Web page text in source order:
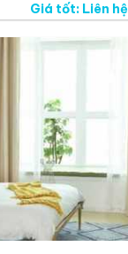
Giá tốt: Liên hệ